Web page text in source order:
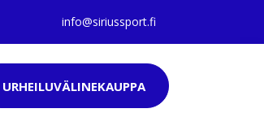
info@siriussport.fi
URHEILUVÄLINEKAUPPA